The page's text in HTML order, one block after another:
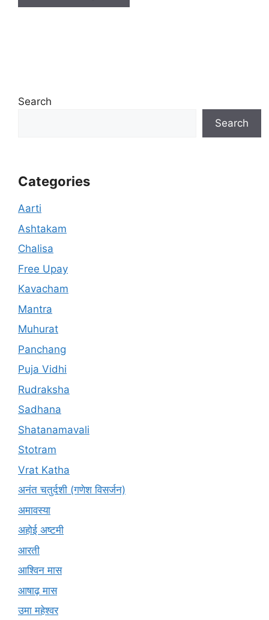
Search
Search
Categories
Aarti
Ashtakam
Chalisa
Free Upay
Kavacham
Mantra
Muhurat
Panchang
Puja Vidhi
Rudraksha
Sadhana
Shatanamavali
Stotram
Vrat Katha
अनंत चतुर्दशी (गणेश विसर्जन)
अमावस्या
अहोई अष्टमी
आरती
आश्विन मास
आषाढ़ मास
उमा महेश्वर